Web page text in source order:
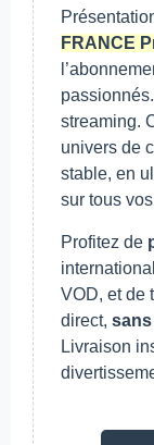
FRANCE
streaming.
univers de
stable, en
sur tous
Profitez de
VOD, et de
direct,
Livraison